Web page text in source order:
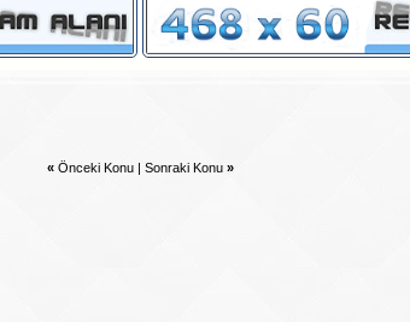
« Önceki Konu| Sonraki Konu »